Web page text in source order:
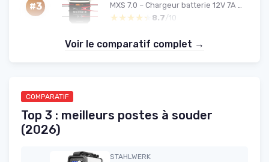
#3
★★★★★
★★★★★ 8.7 /10
Voir le comparatif complet →
COMPARATIF
Top 3 : meilleurs postes à souder
(2026)
STAHLWERK